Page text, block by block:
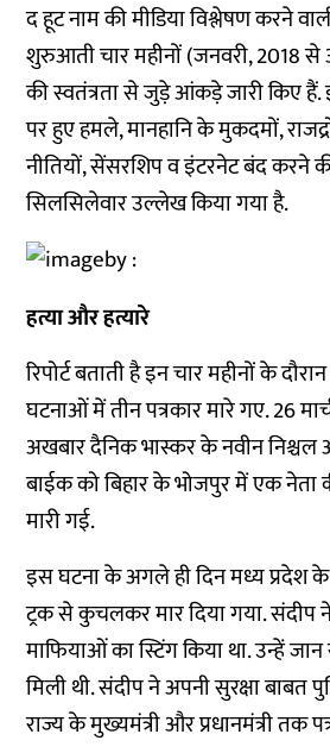
द हूट नाम की मीडिया विश्लेषण करने
शुरुआती चार महीनों (जनवरी, 2018 से
की स्वतंत्रता से जुड़े आंकड़े जारी किए हैं.
पर हुए हमले, मानहानि के मुकदमों,
नीतियों, सेंसरशिप व इंटरनेट बंद करने
सिलसिलेवार उल्लेख किया गया है.
हत्या और हत्यारे
रिपोर्ट बताती है इन चार महीनों के
घटनाओं में तीन पत्रकार मारे गए. 26
अखबार दैनिक भास्कर के नवीन
बाईक को बिहार के भोजपुर में एक
मारी गई.
इस घटना के अगले ही दिन मध्य प्रदेश के
ट्रक से कुचलकर मार दिया गया. संदीप
माफियाओं का स्टिंग किया था. उन्हें
मिली थी. संदीप ने अपनी सुरक्षा
राज्य के मुख्यमंत्री और प्रधानमंत्री तक